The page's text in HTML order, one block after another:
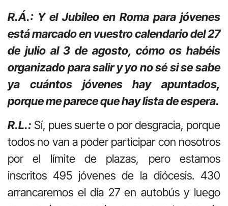
R.Á.: Y el Jubileo en Roma para jóvenes
está marcado en vuestro calendario del 27
de julio al 3 de agosto, cómo os habéis
organizado para salir y yo no sé si se sabe
ya cuántos jóvenes hay apuntados,
porque me parece que hay lista de espera.
R.L.: Sí, pues suerte o por desgracia, porque
todos no van a poder participar con nosotros
por el límite de plazas, pero estamos
inscritos 495 jóvenes de la diócesis. 430
arrancaremos el día 27 en autobús y luego